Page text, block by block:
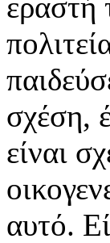
σχέση,
είναι
αυτό.